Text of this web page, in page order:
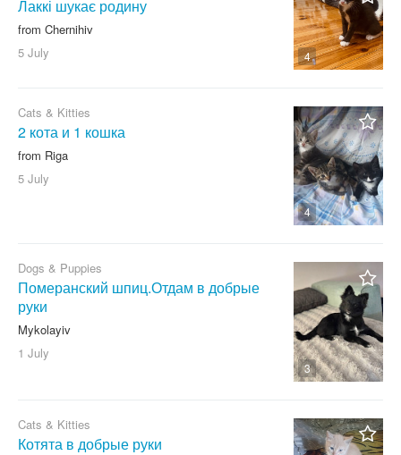
4
Лаккі шукає родину
from Chernihiv
5 July
4
Cats & Kitties
2 кота и 1 кошка
from Riga
5 July
3
Dogs & Puppies
Померанский шпиц.Отдам в добрые
руки
Mykolayiv
1 July
Cats & Kitties
Котята в добрые руки